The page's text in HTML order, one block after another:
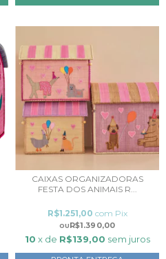
CAIXAS ORGANIZADORAS
FESTA DOS ANIMAIS R...
R$1.390,00
R$1.251,00 com Pix
10 x de R$139,00 sem juros